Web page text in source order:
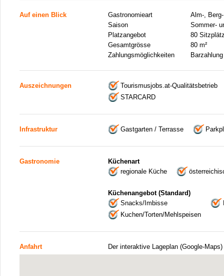
Auf einen Blick Gastronomieart
Alm-,
Saison
Sommer-
Platzangebot
80
Gesamtgrösse
80 m²
Zahlungsmöglichkeiten
Barzahlung
Auszeichnungen
Tourismusjobs.at-Qualitätsbetrieb
STARCARD
Infrastruktur Gastgarten / Terrasse
Gastronomie
Küchenart
regionale Küche
Küchenangebot (Standard)
Snacks/Imbisse
Kuchen/Torten/Mehlspeisen
Anfahrt Der interaktive Lageplan (Google-